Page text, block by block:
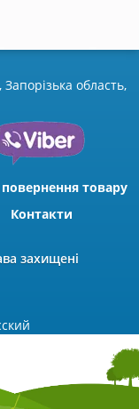
область,
товару
Контакти
захищені